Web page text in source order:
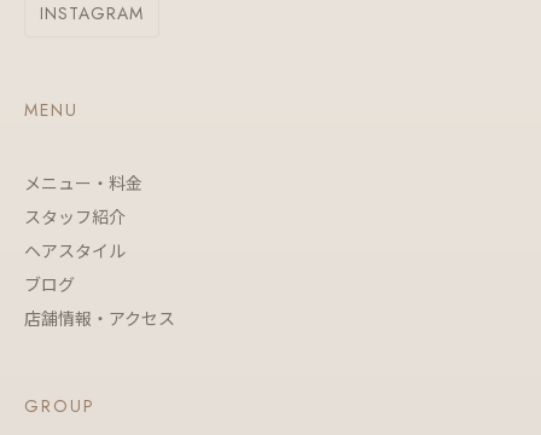
INSTAGRAM
MENU
メニュー・料金
スタッフ紹介
ヘアスタイル
ブログ
店舗情報・アクセス
GROUP